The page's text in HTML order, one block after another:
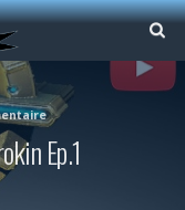
Ep.1